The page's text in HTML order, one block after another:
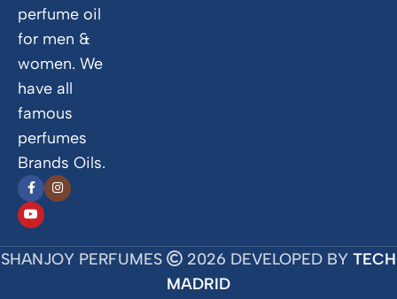
perfume oil
for men &
women. We
have all
famous
perfumes
Brands Oils.
SHANJOY PERFUMES 2026 DEVELOPED BY TECH
MADRID